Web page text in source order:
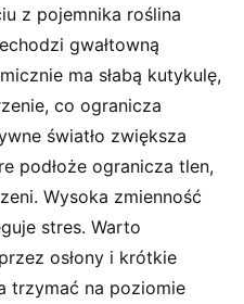
z pojemnika roślina
gwałtowną
ma słabą kutykulę,
co ogranicza
światło zwiększa
podłoże ogranicza tlen,
Wysoka zmienność
stres. Warto
osłony i krótkie
trzymać na poziomie